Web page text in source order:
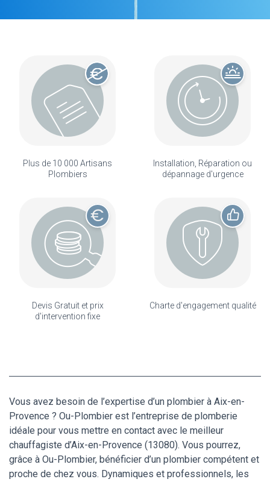
Plus de 10 000 Artisans
Plombiers
Installation, Réparation ou
dépannage d'urgence
Devis Gratuit et prix
d'intervention fixe
Charte d'engagement qualité
Vous avez besoin de l’expertise d’un plombier à Aix-en-
Provence ? Ou-Plombier est l’entreprise de plomberie
idéale pour vous mettre en contact avec le meilleur
chauffagiste d’Aix-en-Provence (13080). Vous pourrez,
grâce à Ou-Plombier, bénéficier d’un plombier compétent et
proche de chez vous. Dynamiques et professionnels, les